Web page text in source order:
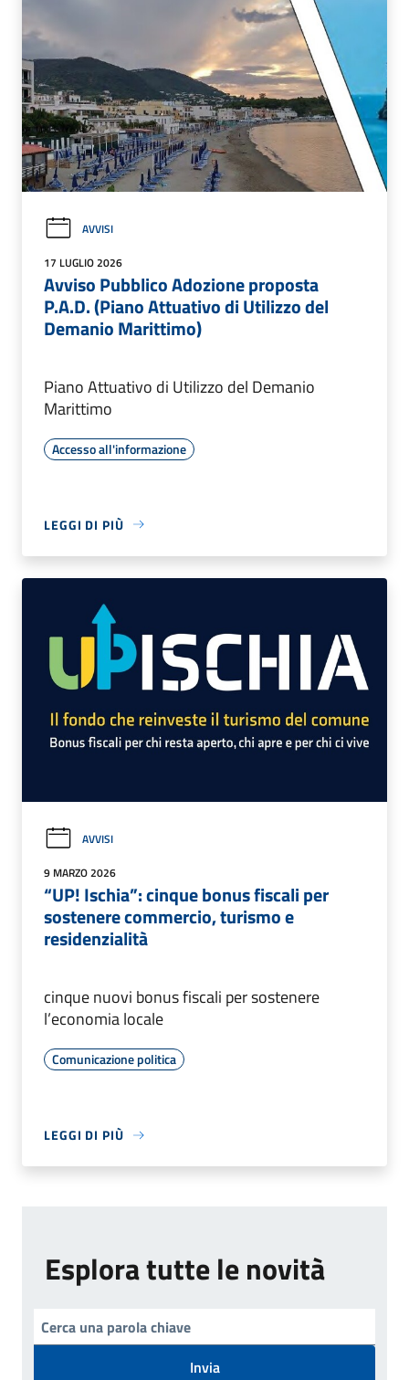
AVVISI
17 LUGLIO 2026
Avviso Pubblico Adozione proposta
P.A.D. (Piano Attuativo di Utilizzo del
Demanio Marittimo)
Piano Attuativo di Utilizzo del Demanio
Marittimo
Accesso all'informazione
LEGGI DI PIÙ
AVVISI
9 MARZO 2026
“UP! Ischia”: cinque bonus fiscali per
sostenere commercio, turismo e
residenzialità
cinque nuovi bonus fiscali per sostenere
l’economia locale
Comunicazione politica
LEGGI DI PIÙ
Esplora tutte le novità
Invia